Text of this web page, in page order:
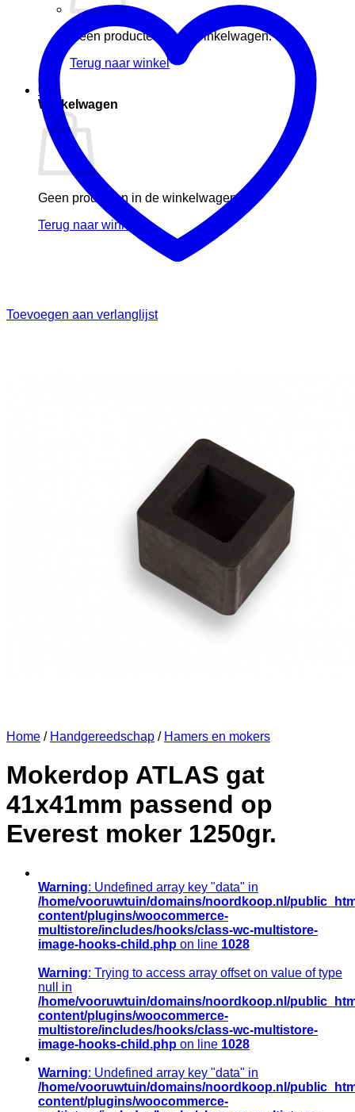
Geen producten in de winkelwagen.
Terug naar winkel
0
Winkelwagen
Geen producten in de winkelwagen.
Terug naar winkel
Toevoegen aan verlanglijst
Home / Handgereedschap / Hamers en mokers
Mokerdop ATLAS gat
41x41mm passend op
Everest moker 1250gr.
Warning: Undefined array key "data" in
/home/vooruwtuin/domains/noordkoop.nl/
content/plugins/woocommerce-
multistore/includes/hooks/class-wc-multistore-
image-hooks-child.php on line 1028
Warning: Trying to access array offset on value of type
null in
/home/vooruwtuin/domains/noordkoop.nl/
content/plugins/woocommerce-
multistore/includes/hooks/class-wc-multistore-
image-hooks-child.php on line 1028
Warning: Undefined array key "data" in
/home/vooruwtuin/domains/noordkoop.nl/
content/plugins/woocommerce-